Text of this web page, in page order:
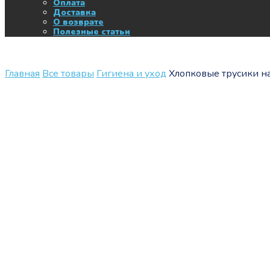
Оплата
Доставка
О возврате
Полезные статьи
Главная Все товары Гигиена и уход Хлопковые трусики